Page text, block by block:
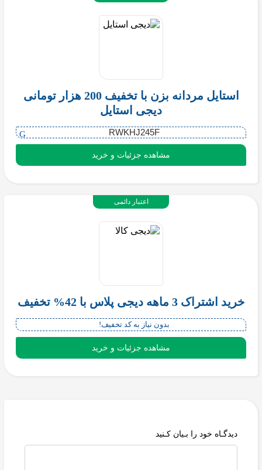
استایل مردانه بزن با تخفیف 200 هزار تومانی
دیجی استایل
RWKHJ245F
مشاهده جزئیات و خرید
خرید اشتراک 3 ماهه دیجی پلاس با 42% تخفیف
بدون نیاز به کد تخفیف!
مشاهده جزئیات و خرید
اعتبار دائمی
دیدگـاه خود را بـیان کـنید